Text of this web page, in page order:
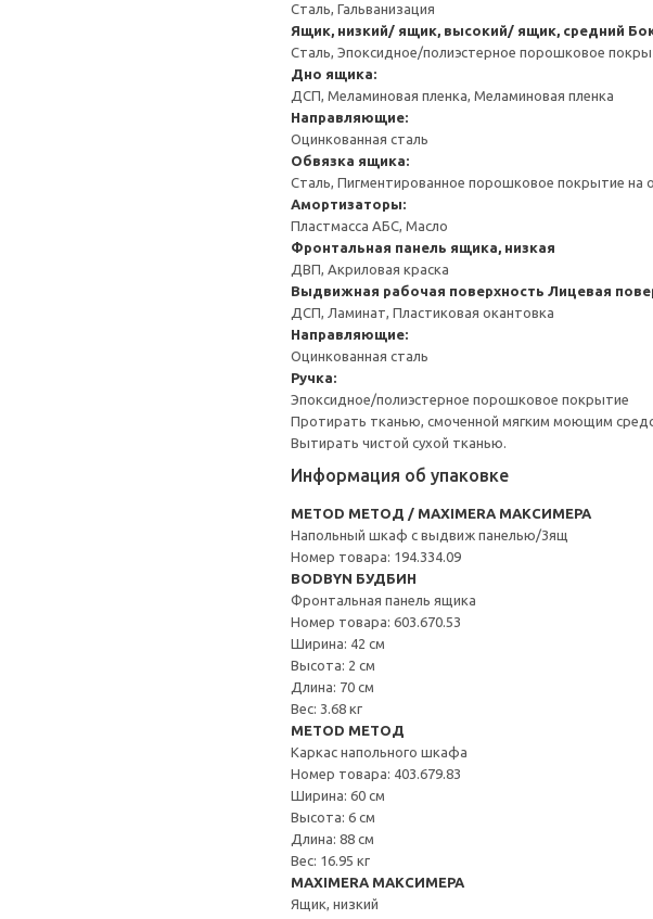
Сталь, Гальванизация
Ящик, низкий/ ящик, высокий/ ящик, средний
Сталь, Эпоксидное/полиэстерное порошковое
Дно ящика:
ДСП, Меламиновая пленка, Меламиновая пленка
Направляющие:
Оцинкованная сталь
Обвязка ящика:
Сталь, Пигментированное порошковое покрытие на
Амортизаторы:
Пластмасса АБС, Масло
Фронтальная панель ящика, низкая
ДВП, Акриловая краска
Выдвижная рабочая поверхность Лицевая
ДСП, Ламинат, Пластиковая окантовка
Направляющие:
Оцинкованная сталь
Ручка:
Эпоксидное/полиэстерное порошковое покрытие
Протирать тканью, смоченной мягким моющим
Вытирать чистой сухой тканью.
Информация об упаковке
METOD МЕТОД / MAXIMERA МАКСИМЕРА
Напольный шкаф с выдвиж панелью/3ящ
Номер товара: 194.334.09
BODBYN БУДБИН
Фронтальная панель ящика
Номер товара: 603.670.53
Ширина: 42 см
Высота: 2 см
Длина: 70 см
Вес: 3.68 кг
METOD МЕТОД
Каркас напольного шкафа
Номер товара: 403.679.83
Ширина: 60 см
Высота: 6 см
Длина: 88 см
Вес: 16.95 кг
MAXIMERA МАКСИМЕРА
Ящик, низкий